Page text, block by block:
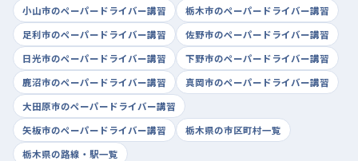
小山市のペーパードライバー講習
栃木市のペーパードライバー講習
足利市のペーパードライバー講習
佐野市のペーパードライバー講習
日光市のペーパードライバー講習
下野市のペーパードライバー講習
鹿沼市のペーパードライバー講習
真岡市のペーパードライバー講習
大田原市のペーパードライバー講習
矢板市のペーパードライバー講習
栃木県の市区町村一覧
栃木県の路線・駅一覧